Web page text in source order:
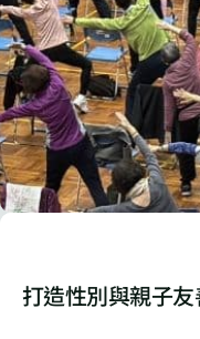
打造性別與親子友